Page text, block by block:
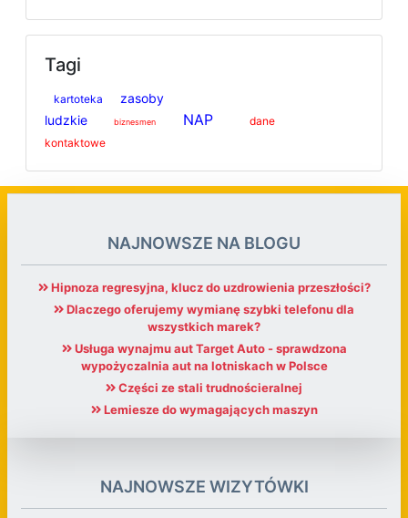
Tagi
kartoteka
zasoby
ludzkie
biznesmen NAP
dane
kontaktowe
NAJNOWSZE NA BLOGU
Hipnoza regresyjna, klucz do uzdrowienia przeszłości?
Dlaczego oferujemy wymianę szybki telefonu dla
wszystkich marek?
Usługa wynajmu aut Target Auto - sprawdzona
wypożyczalnia aut na lotniskach w Polsce
Części ze stali trudnościeralnej
Lemiesze do wymagających maszyn
NAJNOWSZE WIZYTÓWKI